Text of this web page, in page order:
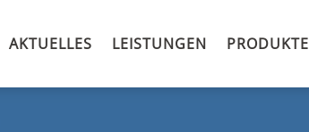
AKTUELLES LEISTUNGEN PRODUKTE